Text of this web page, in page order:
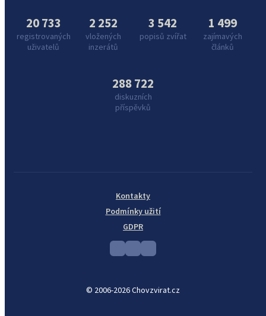
20 733
registrovaných
uživatelů
2 252
vložených
inzerátů
3 542
popisů zvířat
1 499
zajímavých
článků
288 722
diskuzních
příspěvků
© 2006-2026 Chovzvirat.cz
Kontakty
Podmínky užití
GDPR